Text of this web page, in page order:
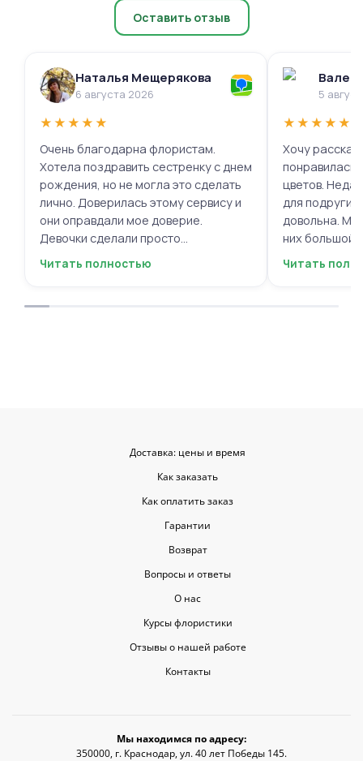
Оставить отзыв
Наталья Мещерякова
6 августа 2026
★★★★★
Очень благодарна флористам.
Хотела поздравить сестренку с днем
рождения, но не могла это сделать
лично. Доверилась этому сервису и
они оправдали мое доверие.
Девочки сделали просто
фантастическую цветочную
для согласования. Все заботливо
Читать полностью
5
★★★★★
Хочу
понравилась
цветов.
для подруги,
довольна.
них большой
композиций,
Читать
Доставка: цены и время
Как заказать
Как оплатить заказ
Гарантии
Возврат
Вопросы и ответы
О нас
Курсы флористики
Отзывы о нашей работе
Контакты
Мы находимся по адресу:
350000, г. Краснодар, ул. 40 лет Победы 145.